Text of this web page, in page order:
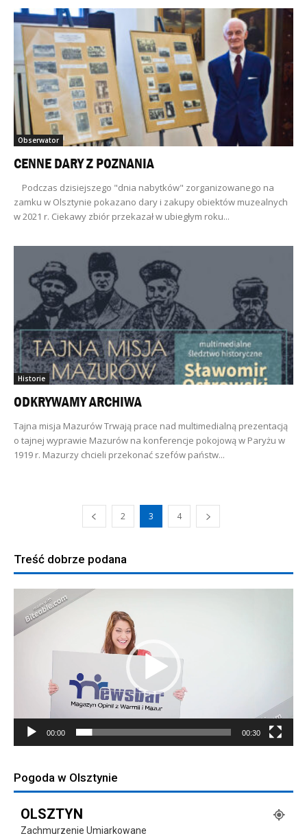
Obserwator
CENNE DARY Z POZNANIA
Podczas dzisiejszego "dnia nabytków" zorganizowanego na
zamku w Olsztynie pokazano dary i zakupy obiektów muzealnych
w 2021 r. Ciekawy zbiór przekazał w ubiegłym roku...
Historie
ODKRYWAMY ARCHIWA
Tajna misja Mazurów Trwają prace nad multimedialną prezentacją
o tajnej wyprawie Mazurów na konferencje pokojową w Paryżu w
1919 r. Mazurzy chcieli przekonać szefów państw...
2 3 4
Treść dobrze podana
Odtwarzacz
video
00:00 00:30
Pogoda w Olsztynie
OLSZTYN
Zachmurzenie Umiarkowane